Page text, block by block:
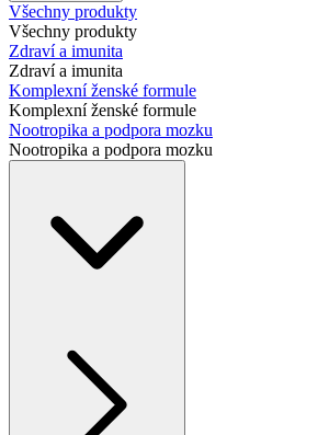
Všechny produkty
Všechny produkty
Zdraví a imunita
Zdraví a imunita
Komplexní ženské formule
Komplexní ženské formule
Nootropika a podpora mozku
Nootropika a podpora mozku